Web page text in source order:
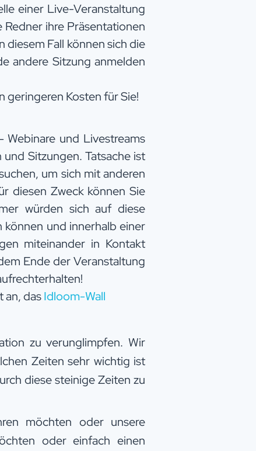
einer Live-Veranstaltung
Redner ihre Präsentationen
Fall können sich die
andere Sitzung anmelden
geringeren Kosten für Sie!
Webinare und Livestreams
Sitzungen. Tatsache ist
um sich mit anderen
diesen Zweck können Sie
würden sich auf diese
können und innerhalb einer
miteinander in Kontakt
Ende der Veranstaltung
an, dasIdloom-Wall
zu verunglimpfen. Wir
Zeiten sehr wichtig ist
diese steinige Zeiten zu
möchten oder unsere
oder einfach einen